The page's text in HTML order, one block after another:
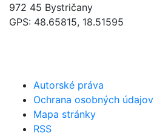
972 45 Bystričany
GPS: 48.65815, 18.51595
Autorské práva
Ochrana osobných údajov
Mapa stránky
RSS